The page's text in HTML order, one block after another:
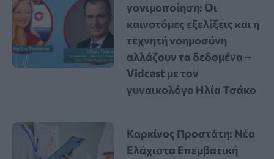
γονιμοποίηση: Οι
καινοτόμες εξελίξεις και η
τεχνητή νοημοσύνη
αλλάζουν τα δεδομένα –
Vidcast με τον
γυναικολόγο Ηλία Τσάκο
Καρκίνος Προστάτη: Νέα
Ελάχιστα Επεμβατική